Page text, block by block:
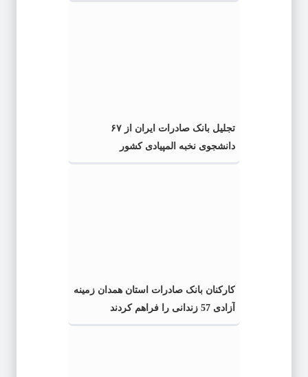
تجلیل بانک صادرات ایران از ۶۷
دانشجوی نخبه المپیادی کشور
کارکنان بانک صادرات استان همدان زمینه
آزادی 57 زندانی را فراهم کردند